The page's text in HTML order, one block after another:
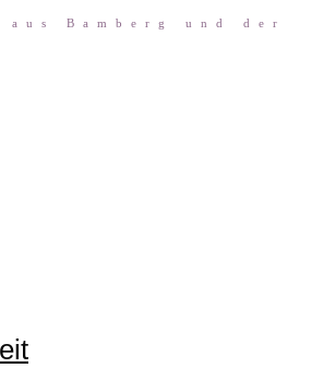
Bam­berg und der